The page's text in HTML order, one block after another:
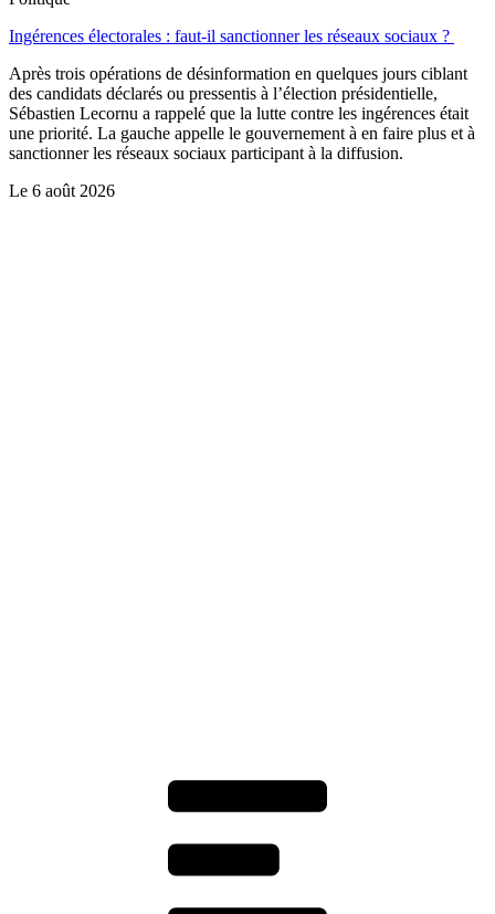
Ingérences électorales : faut-il sanctionner les réseaux sociaux ?
Après trois opérations de désinformation en quelques jours ciblant
des candidats déclarés ou pressentis à l’élection présidentielle,
Sébastien Lecornu a rappelé que la lutte contre les ingérences était
une priorité. La gauche appelle le gouvernement à en faire plus et à
sanctionner les réseaux sociaux participant à la diffusion.
Le 6 août 2026